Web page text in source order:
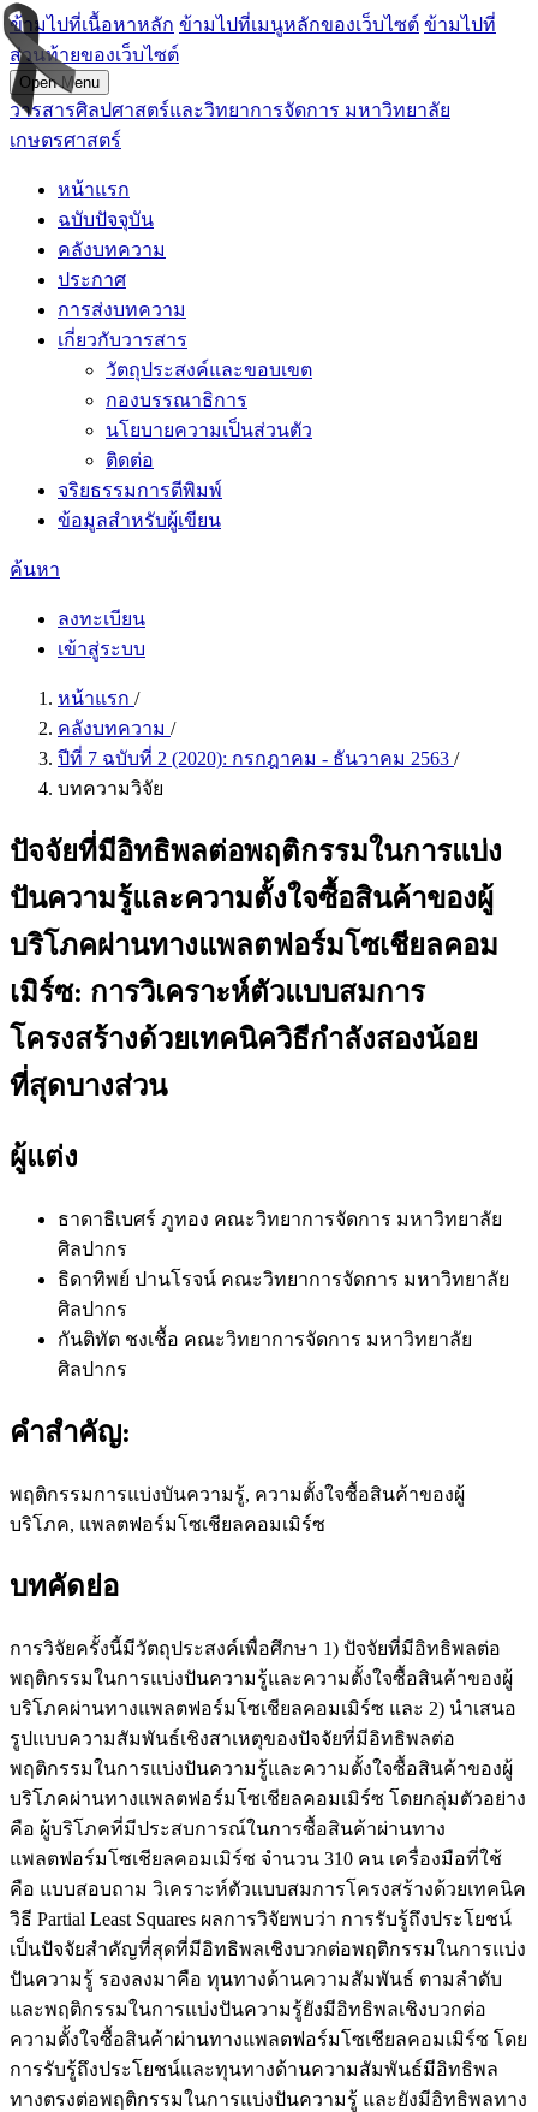
ข้ามไปที่เนื้อหาหลัก ข้ามไปที่เมนูหลักของเว็บไซต์ ข้ามไปที่
ส่วนท้ายของเว็บไซต์
Open Menu
วารสารศิลปศาสตร์และวิทยาการจัดการ มหาวิทยาลัย
เกษตรศาสตร์
หน้าแรก
ฉบับปัจจุบัน
คลังบทความ
ประกาศ
การส่งบทความ
เกี่ยวกับวารสาร
วัตถุประสงค์และขอบเขต
กองบรรณาธิการ
นโยบายความเป็นส่วนตัว
ติดต่อ
จริยธรรมการตีพิมพ์
ข้อมูลสำหรับผู้เขียน
ค้นหา
ลงทะเบียน
เข้าสู่ระบบ
หน้าแรก /
คลังบทความ /
ปีที่ 7 ฉบับที่ 2 (2020): กรกฎาคม - ธันวาคม 2563 /
บทความวิจัย
ปัจจัยที่มีอิทธิพลต่อพฤติกรรมในการแบ่ง
ปันความรู้และความตั้งใจซื้อสินค้าของผู้
บริโภคผ่านทางแพลตฟอร์มโซเชียลคอม
เมิร์ซ: การวิเคราะห์ตัวแบบสมการ
โครงสร้างด้วยเทคนิควิธีกำลังสองน้อย
ที่สุดบางส่วน
ผู้แต่ง
ธาดาธิเบศร์ ภูทอง คณะวิทยาการจัดการ มหาวิทยาลัย
ศิลปากร
ธิดาทิพย์ ปานโรจน์ คณะวิทยาการจัดการ มหาวิทยาลัย
ศิลปากร
กันติทัต ชงเชื้อ คณะวิทยาการจัดการ มหาวิทยาลัย
ศิลปากร
คำสำคัญ:
พฤติกรรมการแบ่งบันความรู้, ความตั้งใจซื้อสินค้าของผู้
บริโภค, แพลตฟอร์มโซเชียลคอมเมิร์ซ
บทคัดย่อ
การวิจัยครั้งนี้มีวัตถุประสงค์เพื่อศึกษา 1) ปัจจัยที่มีอิทธิพลต่อ
พฤติกรรมในการแบ่งปันความรู้และความตั้งใจซื้อสินค้าของผู้
บริโภคผ่านทางแพลตฟอร์มโซเชียลคอมเมิร์ซ และ 2) นำเสนอ
รูปแบบความสัมพันธ์เชิงสาเหตุของปัจจัยที่มีอิทธิพลต่อ
พฤติกรรมในการแบ่งปันความรู้และความตั้งใจซื้อสินค้าของผู้
บริโภคผ่านทางแพลตฟอร์มโซเชียลคอมเมิร์ซ โดยกลุ่มตัวอย่าง
คือ ผู้บริโภคที่มีประสบการณ์ในการซื้อสินค้าผ่านทาง
แพลตฟอร์มโซเชียลคอมเมิร์ซ จำนวน 310 คน เครื่องมือที่ใช้
คือ แบบสอบถาม วิเคราะห์ตัวแบบสมการโครงสร้างด้วยเทคนิค
วิธี Partial Least Squares ผลการวิจัยพบว่า การรับรู้ถึงประโยชน์
เป็นปัจจัยสำคัญที่สุดที่มีอิทธิพลเชิงบวกต่อพฤติกรรมในการแบ่ง
ปันความรู้ รองลงมาคือ ทุนทางด้านความสัมพันธ์ ตามลำดับ
และพฤติกรรมในการแบ่งปันความรู้ยังมีอิทธิพลเชิงบวกต่อ
ความตั้งใจซื้อสินค้าผ่านทางแพลตฟอร์มโซเชียลคอมเมิร์ซ โดย
การรับรู้ถึงประโยชน์และทุนทางด้านความสัมพันธ์มีอิทธิพล
ทางตรงต่อพฤติกรรมในการแบ่งปันความรู้ และยังมีอิทธิพลทาง